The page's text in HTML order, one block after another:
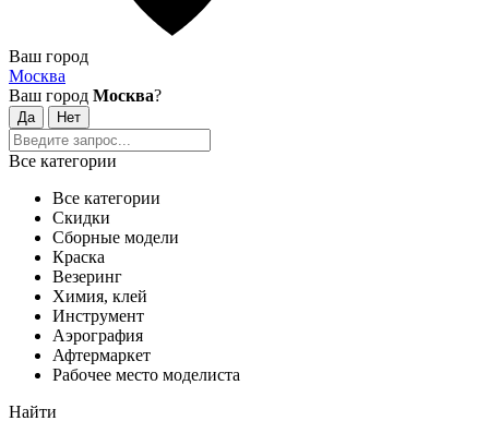
Ваш город
Москва
Ваш город Москва?
Все категории
Все категории
Скидки
Сборные модели
Краска
Везеринг
Химия, клей
Инструмент
Аэрография
Афтермаркет
Рабочее место моделиста
Найти